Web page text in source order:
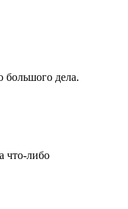
большого дела.
что-либо